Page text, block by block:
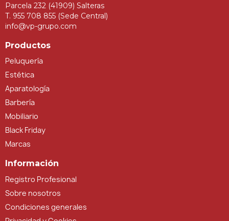
Parcela 232 (41909) Salteras
T. 955 708 855 (Sede Central)
info@vp-grupo.com
Productos
Peluquería
Estética
Aparatología
Barbería
Mobiliario
Black Friday
Marcas
Información
Registro Profesional
Sobre nosotros
Condiciones generales